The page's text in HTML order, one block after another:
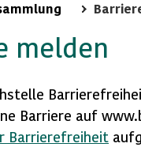
melden
Barriere auf
Barrierefreiheit